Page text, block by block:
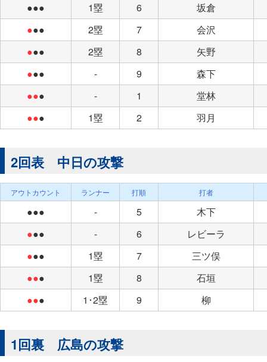
●●●
1塁 6
坂倉
●●● 2塁 7
会沢
●●● 2塁 8
矢野
●●● - 9
森下
●●● - 1
堂林
●●● 1塁 2 羽月
2回表 中日の攻撃
アウトカウント ランナー 打順 打者
●●● - 5
木下
●●● - 6
レビーラ
●●● 1塁 7
三ツ俣
●●● 1塁 8
石垣
●●● 1･2塁 9 柳
1回裏 広島の攻撃